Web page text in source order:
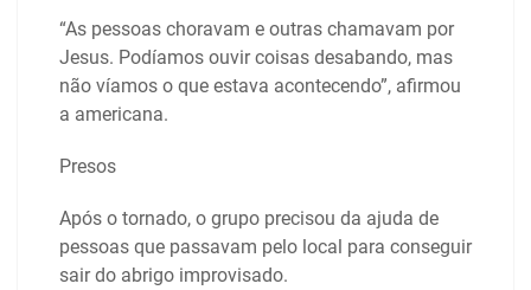
“As pessoas choravam e outras chamavam por
Jesus. Podíamos ouvir coisas desabando, mas
não víamos o que estava acontecendo”, afirmou
a americana.
Presos
Após o tornado, o grupo precisou da ajuda de
pessoas que passavam pelo local para conseguir
sair do abrigo improvisado.